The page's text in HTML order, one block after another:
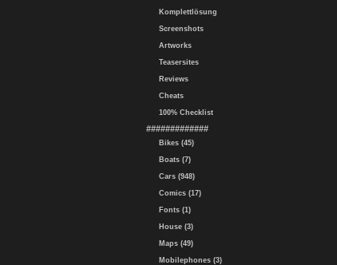
Komplettlösung
Screenshots
Artworks
Teasersites
Reviews
Cheats
100% Checklist
#############
Bikes (45)
Boats (7)
Cars (948)
Comics (17)
Fonts (1)
House (3)
Maps (49)
Mobilephones (3)